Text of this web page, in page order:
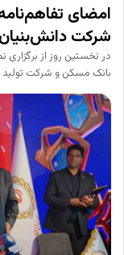
امضای
شرکت دانش‌بنیان
بانک مسکن و شرکت تولید